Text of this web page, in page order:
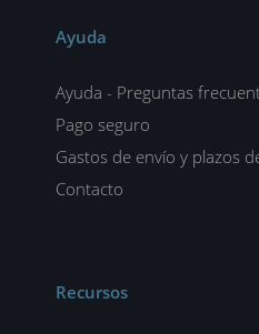
Ayuda
Ayuda - Preguntas
Pago seguro
Gastos de envío y plazos
Contacto
Recursos